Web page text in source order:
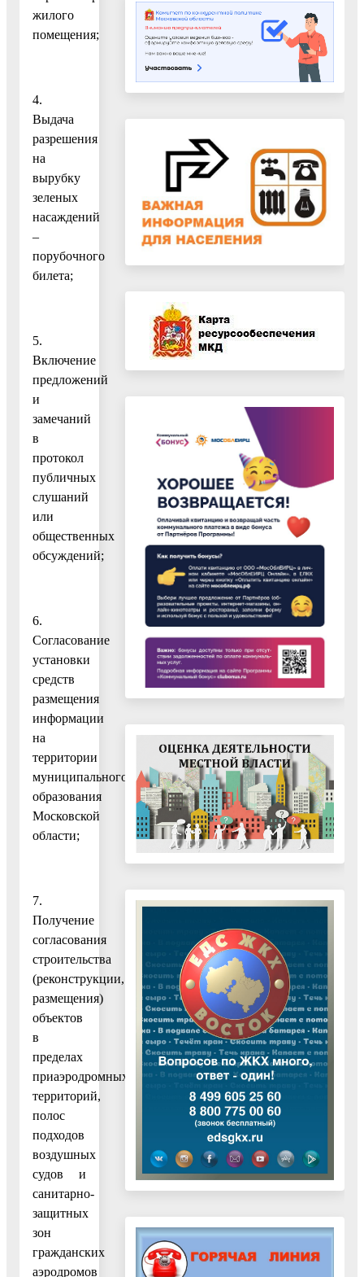
жилого
помещения;
4.
Выдача
разрешения
на
вырубку
зеленых
насаждений
–
порубочного
билета;
5.
Включение
предложений
и
замечаний
в
протокол
публичных
слушаний
или
общественных
обсуждений;
6.
Согласование
установки
средств
размещения
информации
на
территории
муниципального
образования
Московской
области;
7.
Получение
согласования
строительства
(реконструкции,
размещения)
объектов
в
пределах
приаэродромных
территорий,
полос
подходов
воздушных
судов и
санитарно-
защитных
зон
гражданских
аэродромов